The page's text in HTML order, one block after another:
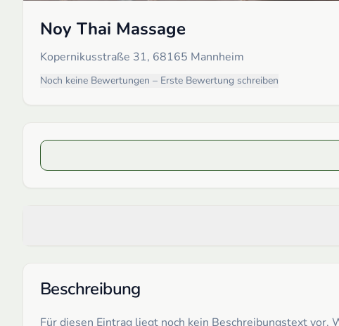
Noy Thai Massage
Kopernikusstraße 31, 68165 Mannheim
Noch keine Bewertungen – Erste Bewertung schreiben
Beschreibung
Für diesen Eintrag liegt noch kein Beschreibungstext vor.